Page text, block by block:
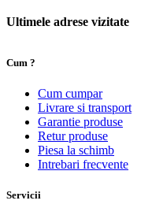
Ultimele adrese vizitate
Cum ?
Cum cumpar
Livrare si transport
Garantie produse
Retur produse
Piesa la schimb
Intrebari frecvente
Servicii